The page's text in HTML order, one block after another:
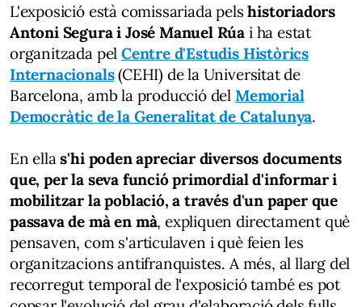
L'exposició està comissariada pels historiadors
Antoni Segura i José Manuel Rúa i ha estat
organitzada pel Centre d'Estudis Històrics
Internacionals(CEHI) de la Universitat de
Barcelona, amb la producció del Memorial
Democràtic de la Generalitat de Catalunya.
En ella s'hi poden apreciar diversos documents
que, per la seva funció primordial d'informar i
mobilitzar la població, a través d'un paper que
passava de mà en mà, expliquen directament què
pensaven, com s'articulaven i què feien les
organitzacions antifranquistes. A més, al llarg del
recorregut temporal de l'exposició també es pot